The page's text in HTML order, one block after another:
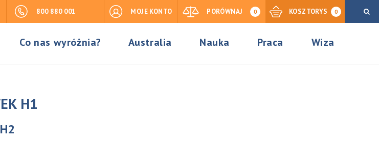
800 880 001 MOJE KONTO PORÓWNAJ 0 KOSZTORYS 0
Co nas wyróżnia? Australia Nauka Praca Wiza
H1